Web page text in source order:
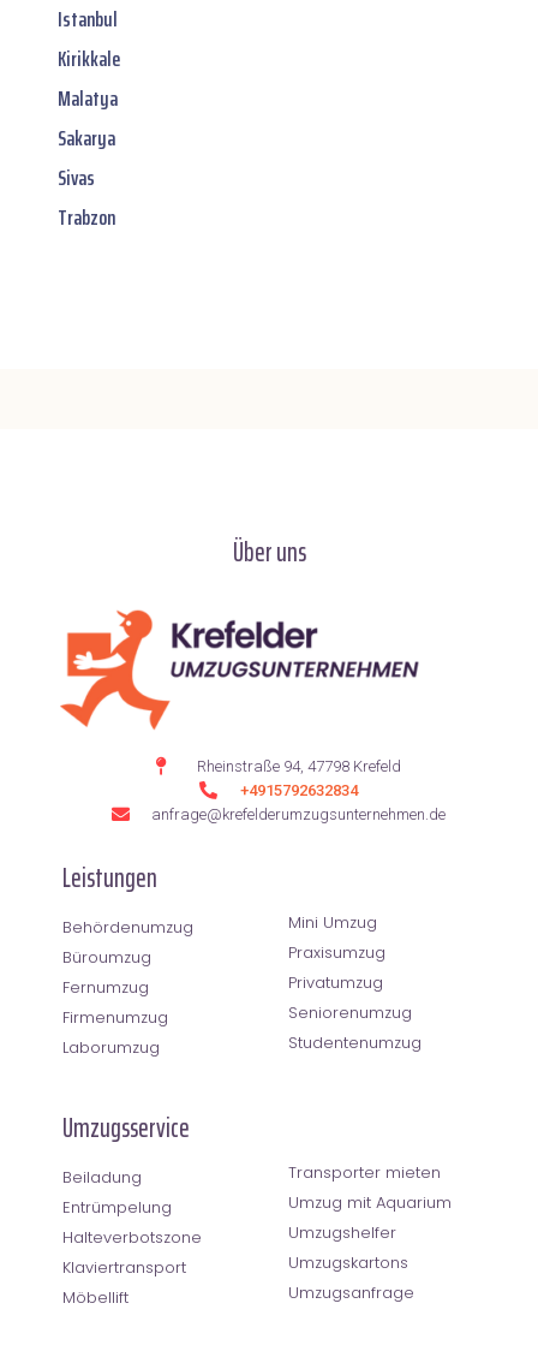
Istanbul
Kirikkale
Malatya
Sakarya
Sivas
Trabzon
Über uns
Rheinstraße 94, 47798 Krefeld
+4915792632834
anfrage@krefelderumzugsunternehmen.de
Leistungen
Behördenumzug
Büroumzug
Fernumzug
Firmenumzug
Laborumzug
Mini Umzug
Praxisumzug
Privatumzug
Seniorenumzug
Studentenumzug
Umzugsservice
Beiladung
Entrümpelung
Halteverbotszone
Klaviertransport
Möbellift
Transporter mieten
Umzug mit Aquarium
Umzugshelfer
Umzugskartons
Umzugsanfrage